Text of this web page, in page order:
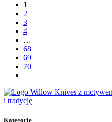
1
2
3
4
…
68
69
70
Kategorie